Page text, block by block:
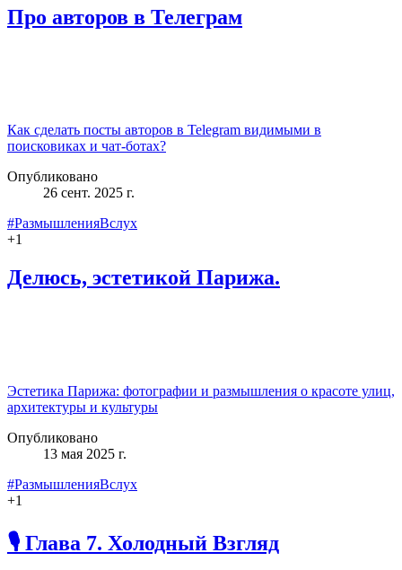
Про авторов в Телеграм
Как сделать посты авторов в Telegram видимыми в
поисковиках и чат‑ботах?
Опубликовано
26 сент. 2025 г.
#РазмышленияВслух
+1
Делюсь, эстетикой Парижа.
Эстетика Парижа: фотографии и размышления о красоте улиц,
архитектуры и культуры
Опубликовано
13 мая 2025 г.
#РазмышленияВслух
+1
🎙️ Глава 7. Холодный Взгляд